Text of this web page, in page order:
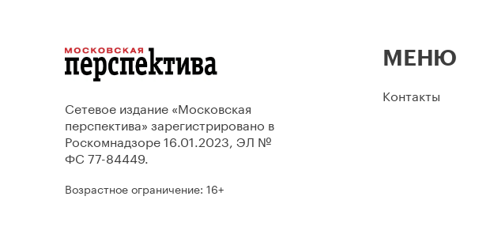
Сетевое издание «Московская
перспектива» зарегистрировано в
Роскомнадзоре 16.01.2023, ЭЛ №
ФС 77-84449.
Возрастное ограничение: 16+
МЕНЮ
Контакты